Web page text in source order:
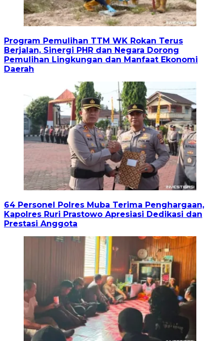
Program Pemulihan TTM WK Rokan Terus
Berjalan, Sinergi PHR dan Negara Dorong
Pemulihan Lingkungan dan Manfaat Ekonomi
Daerah
64 Personel Polres Muba Terima Penghargaan,
Kapolres Ruri Prastowo Apresiasi Dedikasi dan
Prestasi Anggota